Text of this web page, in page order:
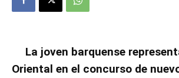
La joven barquense
Oriental en el concurso de